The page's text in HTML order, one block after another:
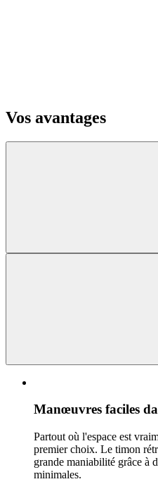
Vos avantages
Manœuvres faciles
Partout où l'espace est
premier choix. Le timon
grande maniabilité grâce à
minimales.